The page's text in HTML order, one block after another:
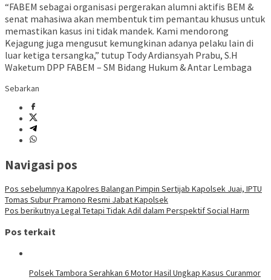
“FABEM sebagai organisasi pergerakan alumni aktifis BEM &
senat mahasiwa akan membentuk tim pemantau khusus untuk
memastikan kasus ini tidak mandek. Kami mendorong
Kejagung juga mengusut kemungkinan adanya pelaku lain di
luar ketiga tersangka,” tutup Tody Ardiansyah Prabu, S.H
Waketum DPP FABEM – SM Bidang Hukum & Antar Lembaga
Sebarkan
Navigasi pos
Pos sebelumnya Kapolres Balangan Pimpin Sertijab Kapolsek Juai, IPTU
Tomas Subur Pramono Resmi Jabat Kapolsek
Pos berikutnya Legal Tetapi Tidak Adil dalam Perspektif Social Harm
Pos terkait
Polsek Tambora Serahkan 6 Motor Hasil Ungkap Kasus Curanmor